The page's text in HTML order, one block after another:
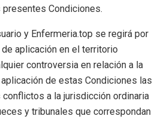
Condiciones.
y Enfermeria.top se regirá por
aplicación en el territorio
controversia en relación a la
de estas Condiciones las
a la jurisdicción ordinaria
y tribunales que correspondan